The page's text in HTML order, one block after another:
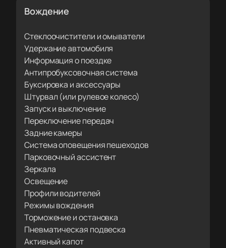
Вождение
Стеклоочистители и омыватели
Удержание автомобиля
Информация о поездке
Антипробуксовочная система
Буксировка и аксессуары
Штурвал (или рулевое колесо)
Запуск и выключение
Переключение передач
Задние камеры
Система оповещения пешеходов
Парковочный ассистент
Зеркала
Освещение
Профили водителей
Режимы вождения
Торможение и остановка
Пневматическая подвеска
Активный капот